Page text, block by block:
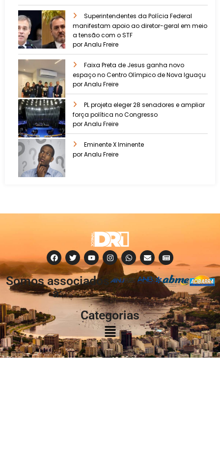
Superintendentes da Polícia Federal
manifestam apoio ao diretor-geral em meio
a tensão com o STF
por Analu Freire
Faixa Preta de Jesus ganha novo
espaço no Centro Olímpico de Nova Iguaçu
por Analu Freire
PL projeta eleger 28 senadores e ampliar
força política no Congresso
por Analu Freire
Eminente X Iminente
por Analu Freire
Somos associados
à:
Categorias